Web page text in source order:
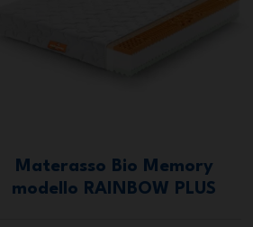
Materasso Bio Memory
modello RAINBOW PLUS